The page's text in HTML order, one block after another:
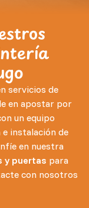
servicios de
en apostar por
un equipo
instalación de
en nuestra
y puertas para
con nosotros